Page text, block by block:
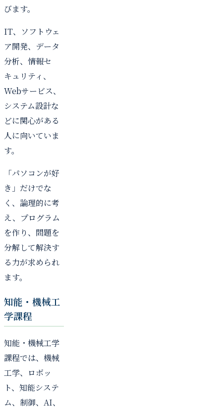
びます。
IT、ソフトウェ
ア開発、データ
分析、情報セ
キュリティ、
Webサービス、
システム設計な
どに関心がある
人に向いていま
す。
「パソコンが好
き」だけでな
く、論理的に考
え、プログラム
を作り、問題を
分解して解決す
る力が求められ
ます。
知能・機械工
学課程
知能・機械工学
課程では、機械
工学、ロボッ
ト、知能システ
ム、制御、AI、